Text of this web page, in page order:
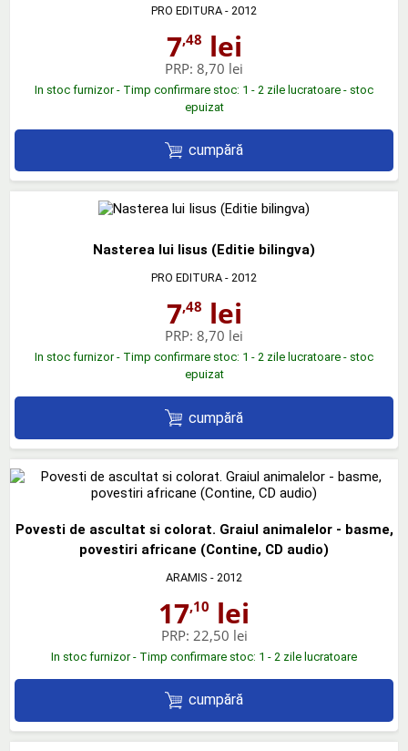
PRO EDITURA - 2012
7,48 lei
PRP: 8,70 lei
In stoc furnizor - Timp confirmare stoc: 1 - 2 zile lucratoare - stoc
epuizat
cumpără
Nasterea lui Iisus (Editie bilingva)
PRO EDITURA - 2012
7,48 lei
PRP: 8,70 lei
In stoc furnizor - Timp confirmare stoc: 1 - 2 zile lucratoare - stoc
epuizat
cumpără
Povesti de ascultat si colorat. Graiul animalelor - basme,
povestiri africane (Contine, CD audio)
ARAMIS - 2012
17,10 lei
PRP: 22,50 lei
In stoc furnizor - Timp confirmare stoc: 1 - 2 zile lucratoare
cumpără